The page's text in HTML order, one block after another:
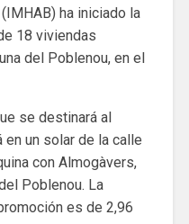
ha iniciado la
18 viviendas
del Poblenou, en el
se destinará al
un solar de la calle
con Almogàvers,
Poblenou. La
es de 2,96